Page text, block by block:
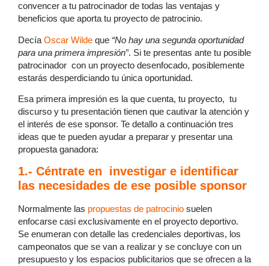
convencer a tu patrocinador de todas las ventajas y
beneficios que aporta tu proyecto de patrocinio.
Decía Oscar Wilde que “No hay una segunda oportunidad
para una primera impresión”. Si te presentas ante tu posible
patrocinador con un proyecto desenfocado, posiblemente
estarás desperdiciando tu única oportunidad.
Esa primera impresión es la que cuenta, tu proyecto, tu
discurso y tu presentación tienen que cautivar la atención y
el interés de ese sponsor. Te detallo a continuación tres
ideas que te pueden ayudar a preparar y presentar una
propuesta ganadora:
1.- Céntrate en investigar e identificar
las necesidades de ese posible sponsor
Normalmente las propuestas de patrocinio suelen
enfocarse casi exclusivamente en el proyecto deportivo.
Se enumeran con detalle las credenciales deportivas, los
campeonatos que se van a realizar y se concluye con un
presupuesto y los espacios publicitarios que se ofrecen a la